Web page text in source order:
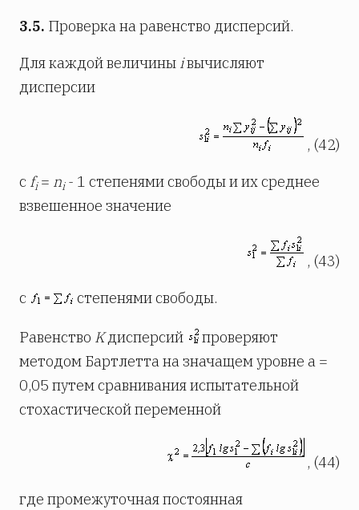
3.5. Проверка на равенство дисперсий.
Для каждой величины iвычисляют
дисперсии
, (42)
с fi= ni- 1 степенями свободы и их среднее
взвешенное значение
, (43)
с
степенями свободы.
Равенство Kдисперсий
проверяют
методом Бартлетта на значащем уровне a =
0,05 путем сравнивания испытательной
стохастической переменной
, (44)
где промежуточная постоянная